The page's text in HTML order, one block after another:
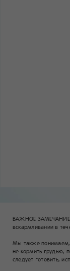
ВАЖНОЕ ЗАМЕЧАНИЕ.
вскармливании в
Мы также понимаем,
не кормить грудью,
следует готовить,